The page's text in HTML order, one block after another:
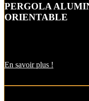
PERGOLA
ORIENTABLE
En savoir plus !